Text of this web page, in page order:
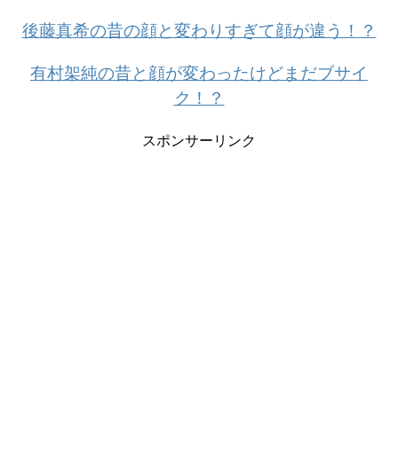
後藤真希の昔の顔と変わりすぎて顔が違う！？
有村架純の昔と顔が変わったけどまだブサイ
ク！？
スポンサーリンク